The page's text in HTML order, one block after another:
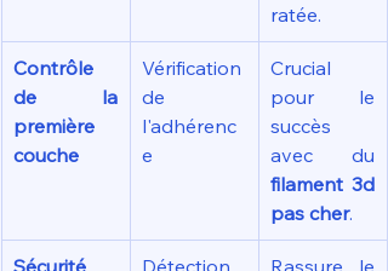
ratée.
Contrôle
de la
première
couche
Vérification
de
l'adhérenc
e
Crucial
pour le
succès
filament 3d
pas cher.